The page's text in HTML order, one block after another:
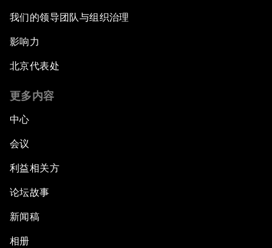
我们的领导团队与组织治理
影响力
北京代表处
更多内容
中心
会议
利益相关方
论坛故事
新闻稿
相册